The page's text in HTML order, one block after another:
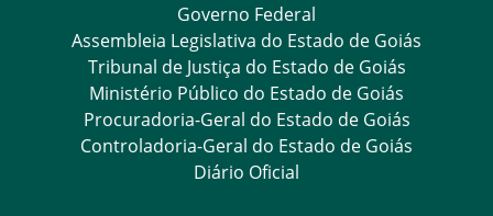
Governo Federal
Assembleia Legislativa do Estado de Goiás
Tribunal de Justiça do Estado de Goiás
Ministério Público do Estado de Goiás
Procuradoria-Geral do Estado de Goiás
Controladoria-Geral do Estado de Goiás
Diário Oficial